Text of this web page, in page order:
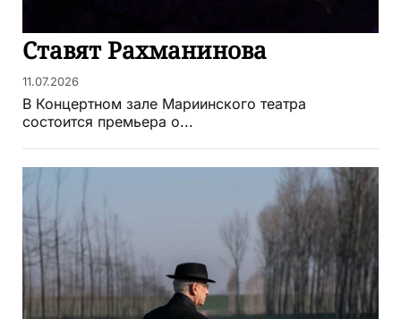
Ставят Рахманинова
11.07.2026
В Концертном зале Мариинского театра
состоится премьера о...